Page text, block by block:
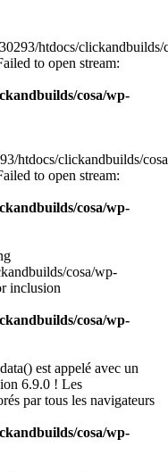
htdocs/clickandbuilds/
to open stream:
cosa/wp-
htdocs/clickandbuilds/
to open stream:
cosa/wp-
cosa/wp-
inclusion
cosa/wp-
est appelé avec un
6.9.0 ! Les
par tous les navigateurs
cosa/wp-